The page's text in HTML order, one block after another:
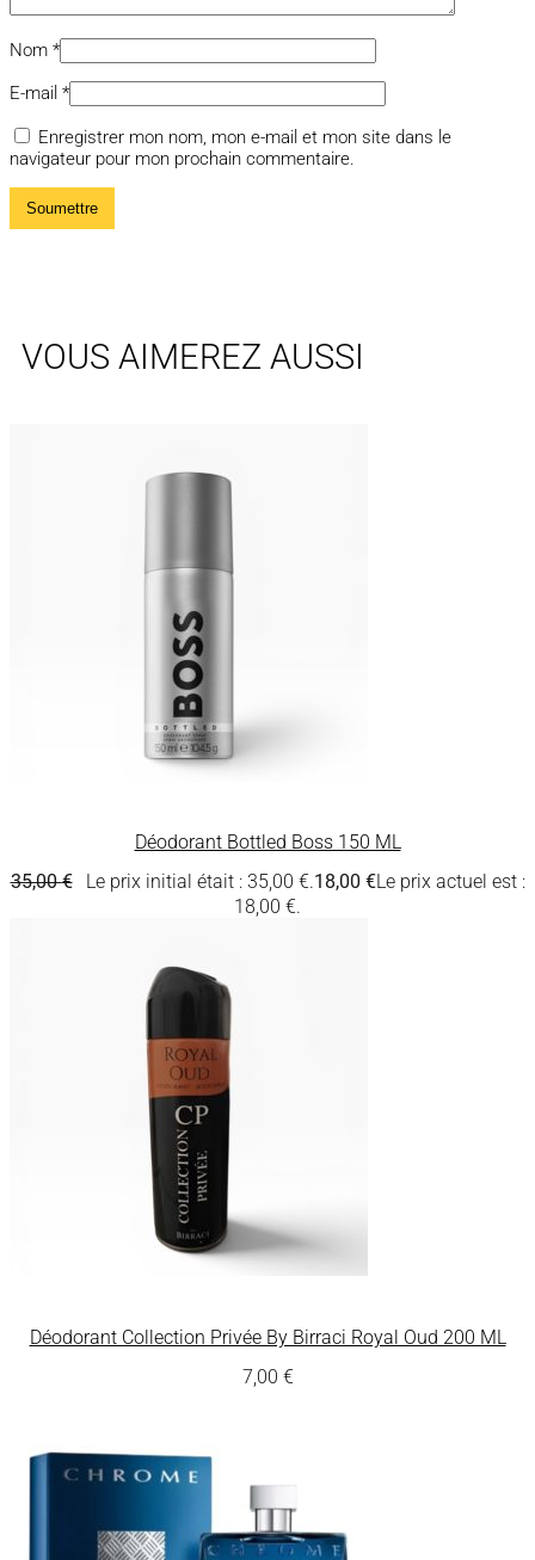
Nom *
E-mail *
Enregistrer mon nom, mon e-mail et mon site dans le
navigateur pour mon prochain commentaire.
VOUS AIMEREZ AUSSI
Déodorant Bottled Boss 150 ML
35,00€ Le prix initial était : 35,00 €.18,00 €Le prix actuel est :
18,00 €.
Déodorant Collection Privée By Birraci Royal Oud 200 ML
7,00 €